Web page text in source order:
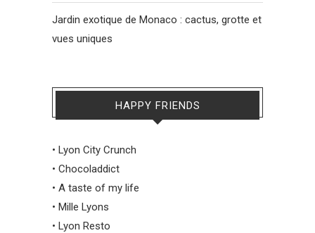
Jardin exotique de Monaco : cactus, grotte et
vues uniques
HAPPY FRIENDS
• Lyon City Crunch
• Chocoladdict
• A taste of my life
• Mille Lyons
• Lyon Resto